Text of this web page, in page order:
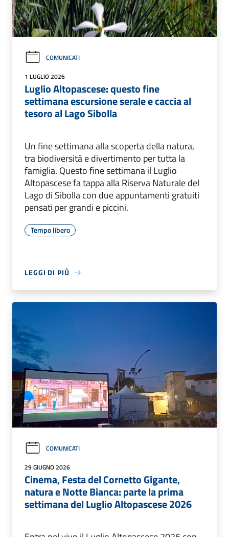
COMUNICATI
1 LUGLIO 2026
Luglio Altopascese: questo fine
settimana escursione serale e caccia al
tesoro al Lago Sibolla
Un fine settimana alla scoperta della natura,
tra biodiversità e divertimento per tutta la
famiglia. Questo fine settimana il Luglio
Altopascese fa tappa alla Riserva Naturale del
Lago di Sibolla con due appuntamenti gratuiti
pensati per grandi e piccini.
Tempo libero
LEGGI DI PIÙ
COMUNICATI
29 GIUGNO 2026
Cinema, Festa del Cornetto Gigante,
natura e Notte Bianca: parte la prima
settimana del Luglio Altopascese 2026